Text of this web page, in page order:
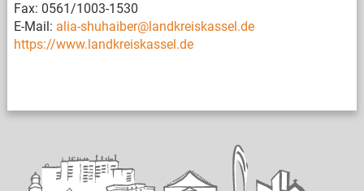
Fax: 0561/1003-1530
E-Mail: alia-shuhaiber@landkreiskassel.de
https://www.landkreiskassel.de